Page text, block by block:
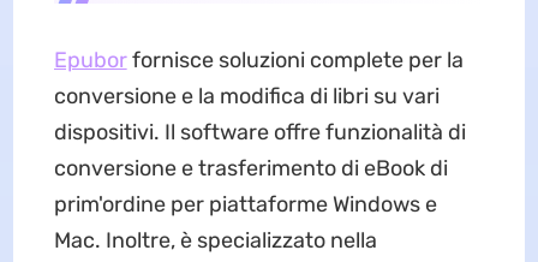
Epuborfornisce soluzioni complete per la
conversione e la modifica di libri su vari
dispositivi. Il software offre funzionalità di
conversione e trasferimento di eBook di
prim'ordine per piattaforme Windows e
Mac. Inoltre, è specializzato nella